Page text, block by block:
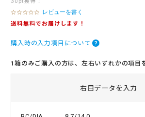
0
.
t
r
レビューを書く
送料無料でお届けします！
購入時の入力項目について
1箱のみご購入の方は、左右いずれかの項目
右目データを入力